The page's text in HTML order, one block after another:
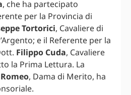
, che ha partecipato
per la Provincia di
Tortorici, Cavaliere di
e il Referente per la
Filippo Cuda, Cavaliere
la Prima Lettura. La
, Dama di Merito, ha